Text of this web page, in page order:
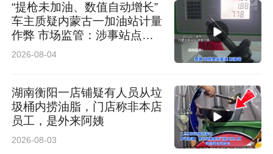
“提枪未加油、数值自动增长”
车主质疑内蒙古一加油站计量
作弊 市场监管：涉事站点停
业 加油机封存送检
2026-08-04
湖南衡阳一店铺疑有人员从垃
圾桶内捞油脂，门店称非本店
员工，是外来阿姨
2026-08-03